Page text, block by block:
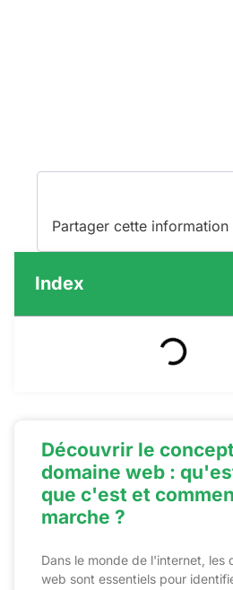
Partager cette information
Index
Découvrir le
domaine web :
que c'est et
marche ?
Dans le monde de l'internet, les
web sont essentiels pour